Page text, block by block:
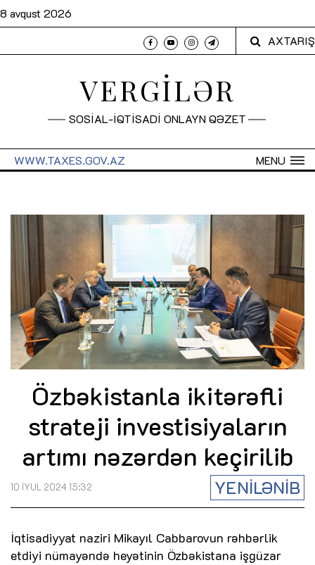
8 avqust 2026
AXTARIŞ
VERGİLƏR
SOSİAL-İQTİSADİ ONLAYN QƏZET
MENU
WWW.TAXES.GOV.AZ
Özbəkistanla ikitərəfli
strateji investisiyaların
artımı nəzərdən keçirilib
YENİLƏNİB
10 İYUL 2024 15:32
İqtisadiyyat naziri Mikayıl Cabbarovun rəhbərlik
etdiyi nümayəndə heyətinin Özbəkistana işgüzar